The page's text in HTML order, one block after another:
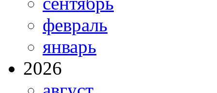
февраль
январь
2026